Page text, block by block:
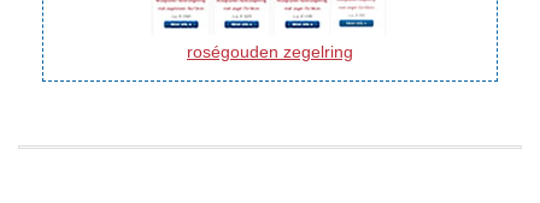
roségouden zegelring